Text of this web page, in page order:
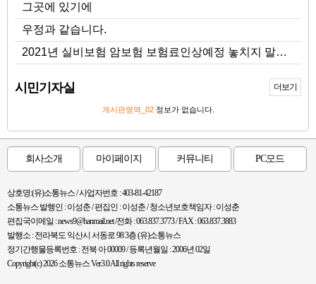
그곳에 있기에
우정과 같습니다.
2021년 실비보험 암보험 보험료인상예정 놓치지 말고 준비 ...
시민기자실 더보기
게시판영역_02정보가 없습니다.
회사소개 마이페이지 커뮤니티 PC모드
상호명:(유)소통뉴스 / 사업자번호 : 403-81-42187
소통뉴스 발행인 : 이성춘 / 편집인 : 이성춘 / 청소년보호책임자 : 이성춘
편집국이메일 : news9@hanmail.net /전화 : 063.837.3773 / FAX : 063.837.3883
발행소 : 전라북도 익산시 서동로 98 3층 (유)소통뉴스
정기간행물등록번호 : 전북 아 00009 / 등록년월일 : 2006년 02일
Copyright(c) 2026 소통뉴스 Ver3.0 All rights reserve